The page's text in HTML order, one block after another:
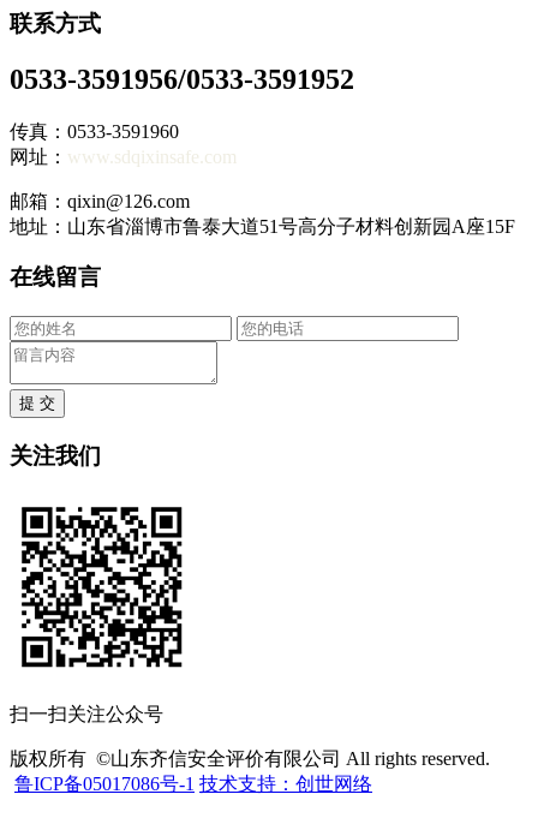
联系方式
0533-3591956/0533-3591952
传真：0533-3591960
网址： www.sdqixinsafe.com
邮箱：qixin@126.com
地址：山东省淄博市鲁泰大道51号高分子材料创新园A座15F
在线留言
提 交
关注我们
扫一扫关注公众号
版权所有 ©山东齐信安全评价有限公司 All rights reserved.
鲁ICP备05017086号-1 技术支持：创世网络